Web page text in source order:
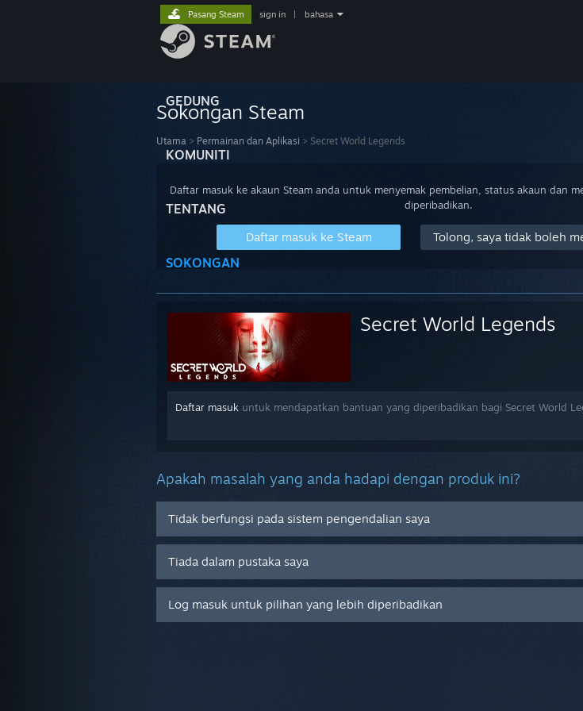
GEDUNG
KOMUNITI
TENTANG
SOKONGAN
Pasang Steam sign in bahasa
Sokongan Steam
Utama > Permainan dan Aplikasi > Secret World Legends
Daftar masuk ke akaun Steam anda untuk menyemak pembelian, status akaun dan
diperibadikan.
Daftar masuk ke Steam Tolong, saya tidak boleh
Secret World Legends
Daftar masuk untuk mendapatkan bantuan yang diperibadikan bagi Secret World
Apakah masalah yang anda hadapi dengan produk ini?
Tidak berfungsi pada sistem pengendalian saya
Tiada dalam pustaka saya
Log masuk untuk pilihan yang lebih diperibadikan